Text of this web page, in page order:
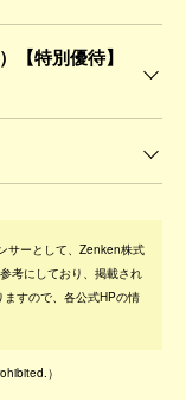
【特別優待】
サーとして、Zenken株式
考にしており、掲載され
すので、各公式HPの情
）